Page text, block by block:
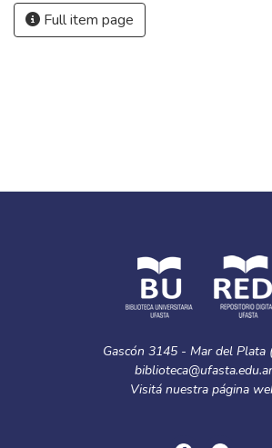
Full item page
Gascón 3145 - Mar del Plata
biblioteca@ufasta.edu.ar
Visitá nuestra página